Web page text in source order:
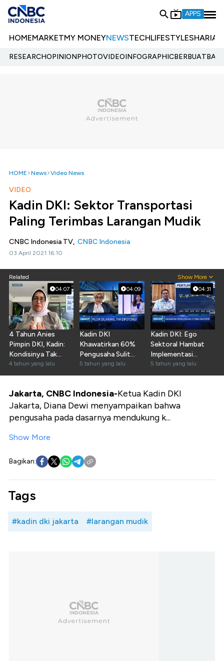
APPS
HOMEMARKETMY MONEYNEWSTECHLIFESTYLESHARIA
RESEARCHOPINIONPHOTOVIDEOINFOGRAPHIC
HOME News Video News
VIDEO
Kadin DKI: Sektor Transportasi
Paling Terimbas Larangan Mudik
CNBC Indonesia TV, CNBC Indonesia
03 April 2021 16:10
Related Show More
04:07
4 Tahun Anies
Pimpin DKI, Kadin:
Kondisinya Tak
Menguntungkan
4 tahun yang lalu
04:09
Kadin DKI
Khawatirkan 60%
Pengusaha Sulit
Bayar THR
5 tahun yang lalu
04:31
Kadin DKI: Ego
Sektoral Hambat
Implementasi
Stimulus Pandemi
5 tahun yang lalu
Jakarta, CNBC Indonesia-Ketua Kadin DKI
Jakarta, Diana Dewi menyampaikan bahwa
pengusaha pada dasarnya mendukung k...
Show More
Bagikan:
Tags
#kadin dki jakarta #larangan mudik